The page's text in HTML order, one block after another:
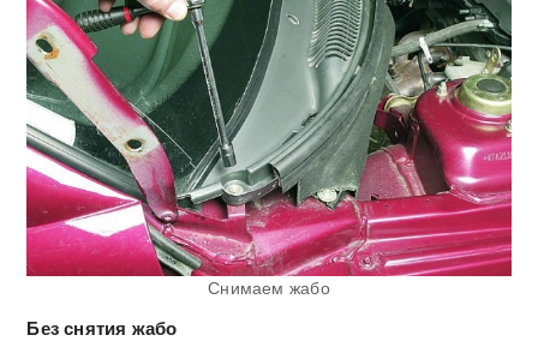
Снимаем жабо
Без снятия жабо